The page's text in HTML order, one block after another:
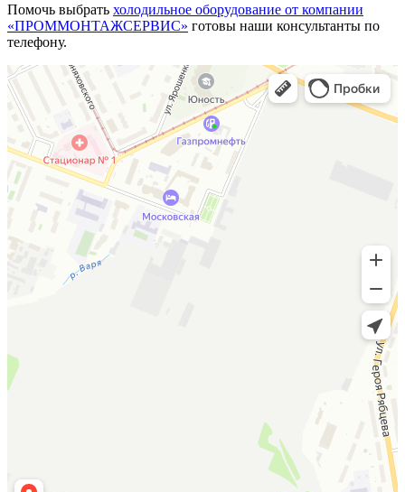
Помочь выбрать холодильное оборудование от компании
«ПРОММОНТАЖСЕРВИС» готовы наши консультанты по
телефону.